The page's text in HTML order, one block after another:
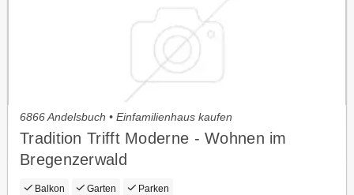
6866 Andelsbuch • Einfamilienhaus kaufen
Tradition Trifft Moderne - Wohnen im
Bregenzerwald
Balkon Garten Parken